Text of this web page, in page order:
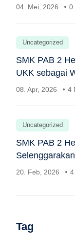
04. Mei, 2026 0
Uncategorized
SMK PAB 2
UKK sebagai
08. Apr, 2026 4
Uncategorized
SMK PAB 2
20. Feb, 2026
Tag